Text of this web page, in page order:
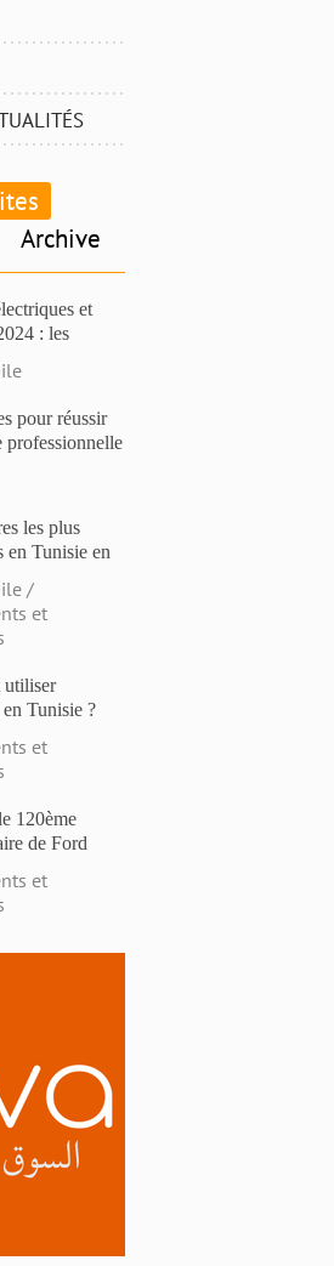
Archive
et
: les
pour réussir
professionnelle
les plus
en Tunisie en
/
et
utiliser
Tunisie ?
et
120ème
de Ford
Ford en
de
et